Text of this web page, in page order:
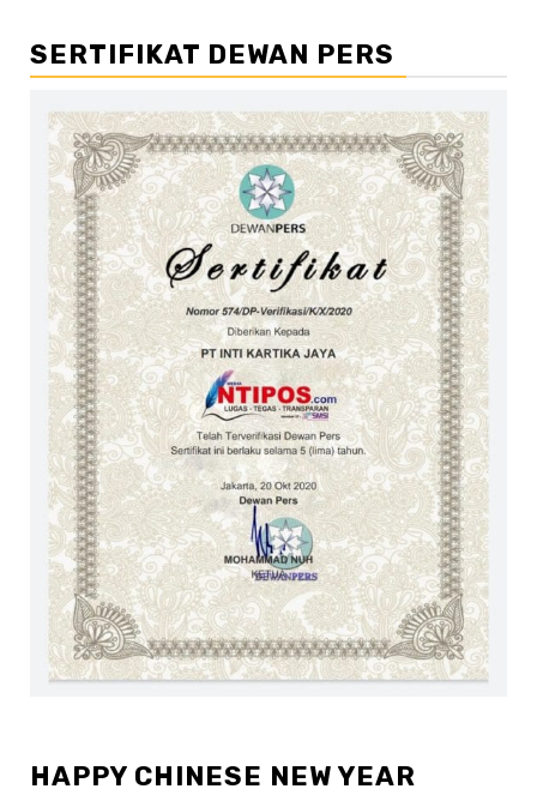
SERTIFIKAT DEWAN PERS
HAPPY CHINESE NEW YEAR